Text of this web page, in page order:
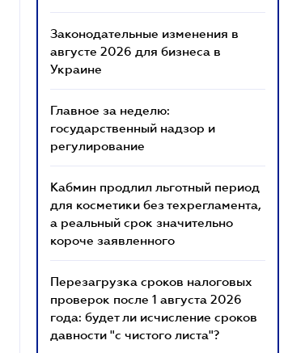
Законодательные изменения в
августе 2026 для бизнеса в
Украине
Главное за неделю:
государственный надзор и
регулирование
Кабмин продлил льготный период
для косметики без техрегламента,
а реальный срок значительно
короче заявленного
Перезагрузка сроков налоговых
проверок после 1 августа 2026
года: будет ли исчисление сроков
давности "с чистого листа"?